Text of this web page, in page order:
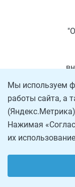
Мы используем
работы сайта, а
Нажимая
их